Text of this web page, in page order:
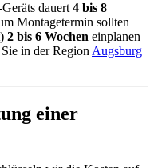
dauert 4 bis 8
Montagetermin sollten
2 bis 6 Wochen einplanen
in der Region Augsburg
einer